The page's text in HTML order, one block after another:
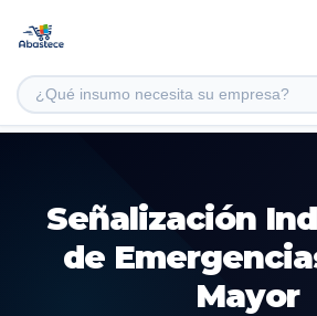
Señalización
de
Mayor